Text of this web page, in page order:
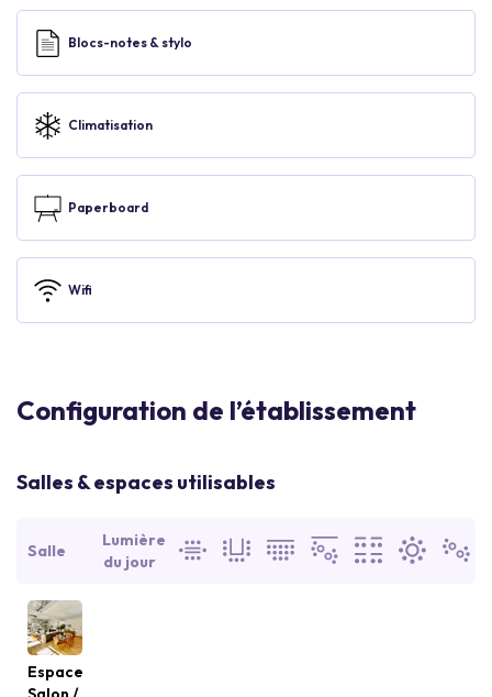
Blocs-notes & stylo
Climatisation
Paperboard
Wifi
Configuration de l’établissement
Salles & espaces utilisables
Salle
Lumière
du jour
Espace